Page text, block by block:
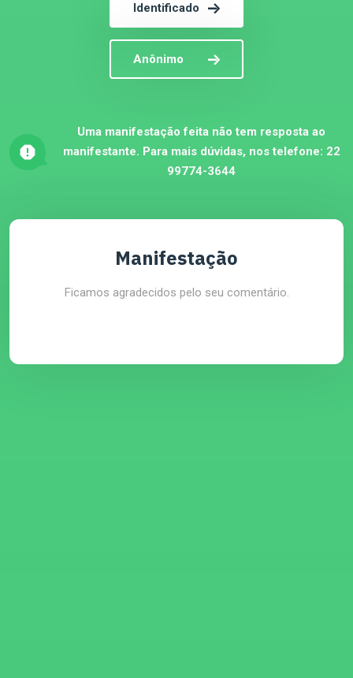
Identificado
Anônimo
Uma manifestação feita não tem resposta ao
manifestante. Para mais dúvidas, nos telefone: 22
99774-3644
Manifestação
Ficamos agradecidos pelo seu comentário.